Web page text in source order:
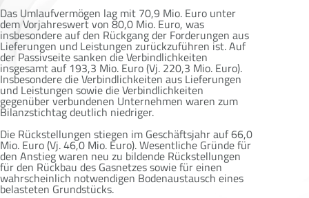
Das Umlaufvermögen lag mit 70,9 Mio. Euro unter
dem Vorjahreswert von 80,0 Mio. Euro, was
insbesondere auf den Rückgang der Forderungen aus
Lieferungen und Leistungen zurückzuführen ist. Auf
der Passivseite sanken die Verbindlichkeiten
insgesamt auf 193,3 Mio. Euro (Vj. 220,3 Mio. Euro).
Insbesondere die Verbindlichkeiten aus Lieferungen
und Leistungen sowie die Verbindlichkeiten
gegenüber verbundenen Unternehmen waren zum
Bilanzstichtag deutlich niedriger.
Die Rückstellungen stiegen im Geschäftsjahr auf 66,0
Mio. Euro (Vj. 46,0 Mio. Euro). Wesentliche Gründe für
den Anstieg waren neu zu bildende Rückstellungen
für den Rückbau des Gasnetzes sowie für einen
wahrscheinlich notwendigen Bodenaustausch eines
belasteten Grundstücks.